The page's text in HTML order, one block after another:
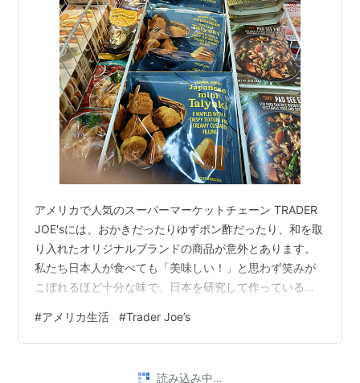
アメリカで人気のスーパーマーケットチェーン TRADER
JOE'sには、おかきだったりゆずポン酢だったり、和を取
り入れたオリジナルブランドの商品が意外とあります。
私たち日本人が食べても「美味しい！」と思わず笑みが
こぼれるほど十分な味で、日本を研究して作っている商
い和モノ商品がちらほらあります。 今日も、見たことな
い和モノ商品を発見しました。なんと...たい焼き！🐡
#アメリカ生活 #Trader Joe’s
読み込み中…